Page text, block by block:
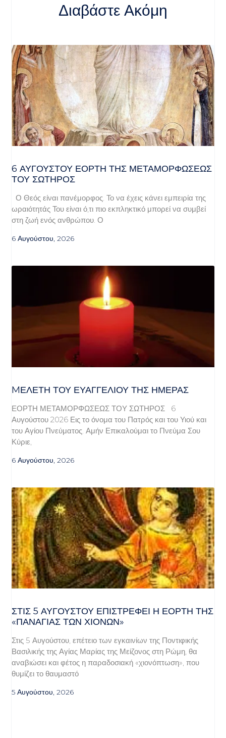
Διαβάστε Ακόμη
6 ΑΥΓΟΥΣΤΟΥ ΕΟΡΤΗ ΤΗΣ ΜΕΤΑΜΟΡΦΩΣΕΩΣ
ΤΟΥ ΣΩΤΗΡΟΣ
Ο Θεός είναι πανέμορφος. Το να έχεις κάνει εμπειρία της
ωραιότητάς Του είναι ό,τι πιο εκπληκτικό μπορεί να συμβεί
στη ζωή ενός ανθρώπου. Ο
6 Αυγούστου, 2026
MΕΛΈΤΗ ΤΟΥ ΕΥΑΓΓΕΛΊΟΥ ΤΗΣ ΗΜΈΡΑΣ
ΕΟΡΤΗ ΜΕΤΑΜΟΡΦΩΣΕΩΣ ΤΟΥ ΣΩΤΗΡΟΣ 6
Αυγούστου 2026 Εις το όνομα του Πατρός και του Υιού και
του Αγίου Πνεύματος. Αμήν Επικαλούμαι το Πνεύμα Σου
Κύριε,
6 Αυγούστου, 2026
ΣΤΙΣ 5 ΑΥΓΟΎΣΤΟΥ ΕΠΙΣΤΡΈΦΕΙ Η ΕΟΡΤΉ ΤΗΣ
«ΠΑΝΑΓΊΑΣ ΤΩΝ ΧΙΌΝΩΝ»
Στις 5 Αυγούστου, επέτειο των εγκαινίων της Ποντιφικής
Βασιλικής της Αγίας Μαρίας της Μείζονος στη Ρώμη, θα
αναβιώσει και φέτος η παραδοσιακή «χιονόπτωση», που
θυμίζει το θαυμαστό
5 Αυγούστου, 2026